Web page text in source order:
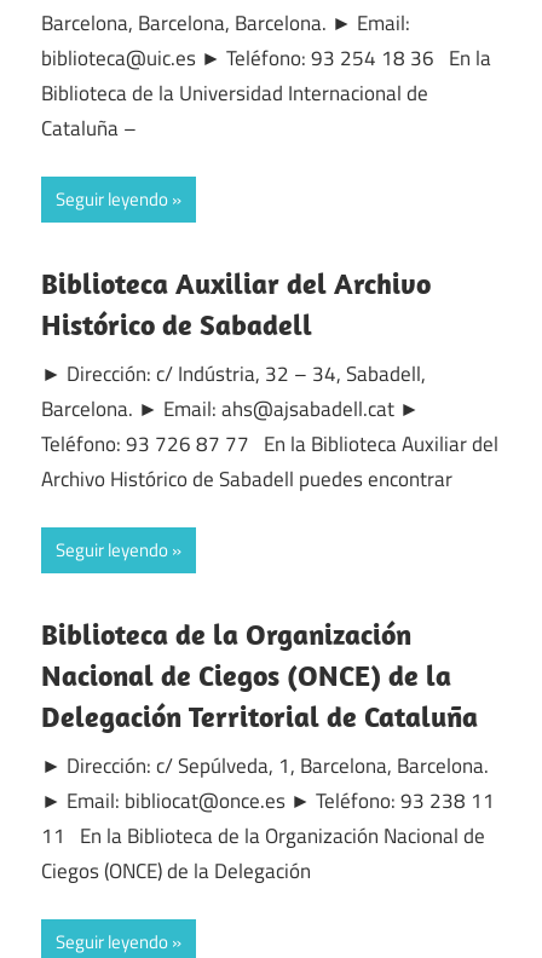
Barcelona, Barcelona, Barcelona. ► Email:
biblioteca@uic.es ► Teléfono: 93 254 18 36 En la
Biblioteca de la Universidad Internacional de
Cataluña –
Seguir leyendo
Biblioteca Auxiliar del Archivo
Histórico de Sabadell
► Dirección: c/ Indústria, 32 – 34, Sabadell,
Barcelona. ► Email: ahs@ajsabadell.cat ►
Teléfono: 93 726 87 77 En la Biblioteca Auxiliar del
Archivo Histórico de Sabadell puedes encontrar
Seguir leyendo
Biblioteca de la Organización
Nacional de Ciegos (ONCE) de la
Delegación Territorial de Cataluña
► Dirección: c/ Sepúlveda, 1, Barcelona, Barcelona.
► Email: bibliocat@once.es ► Teléfono: 93 238 11
11 En la Biblioteca de la Organización Nacional de
Ciegos (ONCE) de la Delegación
Seguir leyendo